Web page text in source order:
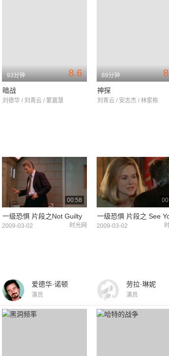
8.6
93分钟
暗战
刘德华 / 刘青云 / 蒙嘉慧
89分钟
神探
刘青云 / 安志杰 / 林家栋
00:58
一级恐惧 片段之Not Guilty
2009-03-02 时光网 2009-03-02
爱德华·诺顿
演员
劳拉·琳妮
演员